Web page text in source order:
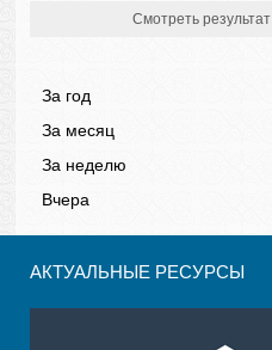
Смотреть результат
За год
За месяц
За неделю
Вчера
АКТУАЛЬНЫЕ РЕСУРСЫ